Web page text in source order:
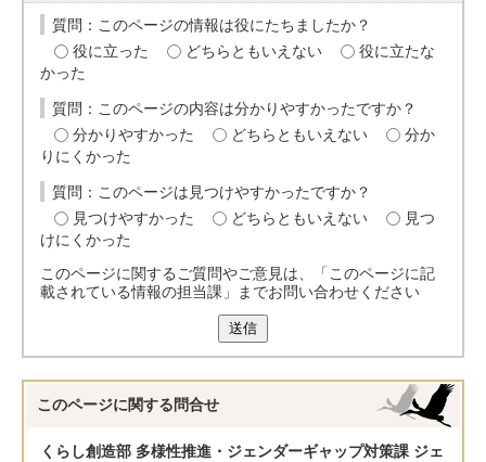
質問：このページの情報は役にたちましたか？
役に立った
どちらともいえない
役に立たな
かった
質問：このページの内容は分かりやすかったですか？
分かりやすかった
どちらともいえない
分か
りにくかった
質問：このページは見つけやすかったですか？
見つけやすかった
どちらともいえない
見つ
けにくかった
このページに関するご質問やご意見は、「このページに記
載されている情報の担当課」までお問い合わせください
送信
このページに関する 問合せ
くらし創造部 多様性推進・ジェンダーギャップ対策課 ジェ